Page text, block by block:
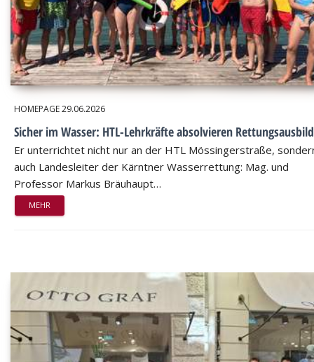
HOMEPAGE29.06.2026
Sicher im Wasser: HTL-Lehrkräfte absolvieren
Er unterrichtet nicht nur an der HTL Mössingerstraße,
auch Landesleiter der Kärntner Wasserrettung: Mag. und
Professor Markus Bräuhaupt…
MEHR